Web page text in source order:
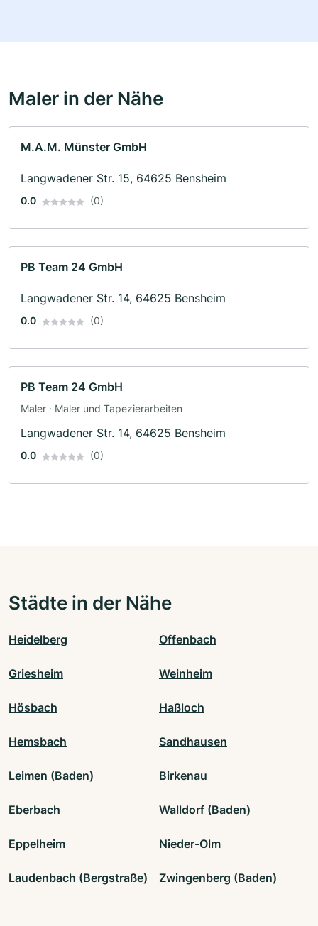
Maler in der Nähe
M.A.M. Münster GmbH
Langwadener Str. 15, 64625 Bensheim
0.0 (0)
PB Team 24 GmbH
Langwadener Str. 14, 64625 Bensheim
0.0 (0)
PB Team 24 GmbH
Maler · Maler und Tapezierarbeiten
Langwadener Str. 14, 64625 Bensheim
0.0 (0)
Städte in der Nähe
Heidelberg Offenbach
Griesheim Weinheim
Hösbach Haßloch
Hemsbach Sandhausen
Leimen (Baden) Birkenau
Eberbach Walldorf (Baden)
Eppelheim Nieder-Olm
Laudenbach (Bergstraße) Zwingenberg (Baden)